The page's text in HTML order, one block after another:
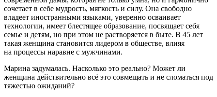
сочетает в себе мудрость, мягкость и силу. Она свободно
владеет иностранными языками, уверенно осваивает
технологии, имеет блестящее образование, посвящает себя
семье и детям, но при этом не растворяется в быте. В 45 лет
такая женщина становится лидером в обществе, влияя
на процессы наравне с мужчинами.
Марина задумалась. Насколько это реально? Может ли
женщина действительно всё это совмещать и не сломаться под
тяжестью ожиданий?